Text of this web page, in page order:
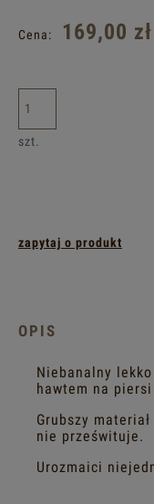
Cena: 169,00 zł
szt.
zapytaj o produkt
OPIS
Niebanalny
hawtem na
Grubszy
nie prześwituje.
Urozmaici